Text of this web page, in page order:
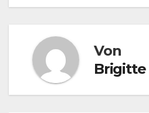
o
o
k
o
n
Von
Brigitte